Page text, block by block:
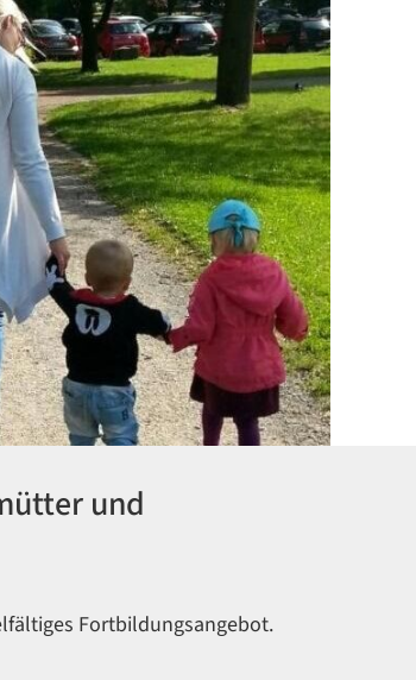
und
Fortbildungsangebot.